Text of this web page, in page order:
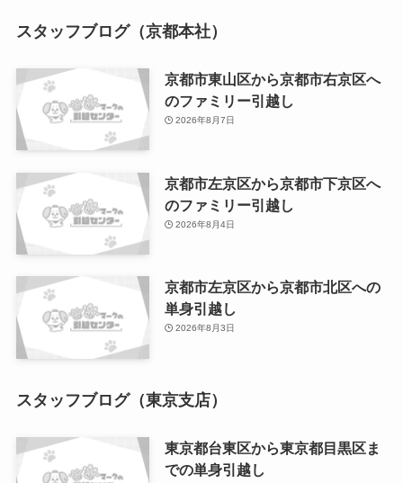
スタッフブログ（京都本社）
京都市東山区から京都市右京区へ
のファミリー引越し
2026年8月7日
京都市左京区から京都市下京区へ
のファミリー引越し
2026年8月4日
京都市左京区から京都市北区への
単身引越し
2026年8月3日
スタッフブログ（東京支店）
東京都台東区から東京都目黒区ま
での単身引越し